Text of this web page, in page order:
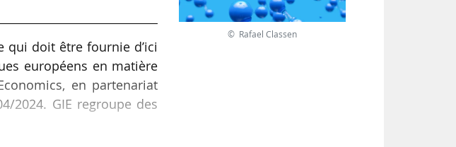
qui doit être fournie d’ici
européens en matière
en partenariat
2024. GIE regroupe des
© Rafael Classen